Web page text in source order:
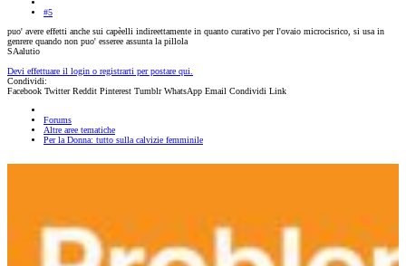
#5
puo' avere effetti anche sui capèelli indireettamente in quanto curativo per l'ovaio microcisrico, si usa in
genrere quando non puo' esseree assunta la pillola
SAalutio
Devi effettuare il login o registrarti per postare qui.
Condividi:
Facebook Twitter Reddit Pinterest Tumblr WhatsApp Email Condividi Link
Forums
Altre aree tematiche
Per la Donna: tutto sulla calvizie femminile